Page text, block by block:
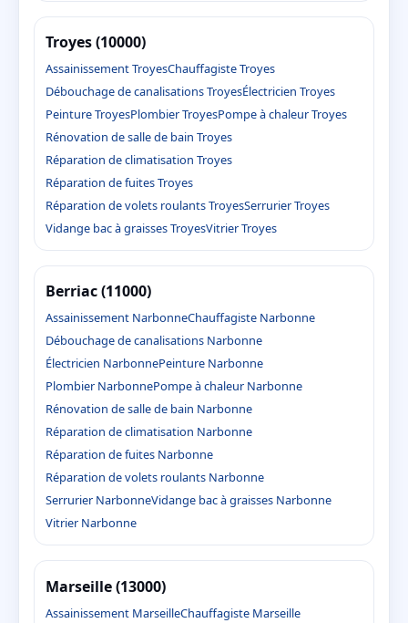
Troyes (10000)
Assainissement TroyesChauffagiste Troyes
Débouchage de canalisations TroyesÉlectricien Troyes
Peinture TroyesPlombier TroyesPompe à chaleur Troyes
Rénovation de salle de bain Troyes
Réparation de climatisation Troyes
Réparation de fuites Troyes
Réparation de volets roulants TroyesSerrurier Troyes
Vidange bac à graisses TroyesVitrier Troyes
Berriac (11000)
Assainissement NarbonneChauffagiste Narbonne
Débouchage de canalisations Narbonne
Électricien NarbonnePeinture Narbonne
Plombier NarbonnePompe à chaleur Narbonne
Rénovation de salle de bain Narbonne
Réparation de climatisation Narbonne
Réparation de fuites Narbonne
Réparation de volets roulants Narbonne
Serrurier NarbonneVidange bac à graisses Narbonne
Vitrier Narbonne
Marseille (13000)
Assainissement MarseilleChauffagiste Marseille